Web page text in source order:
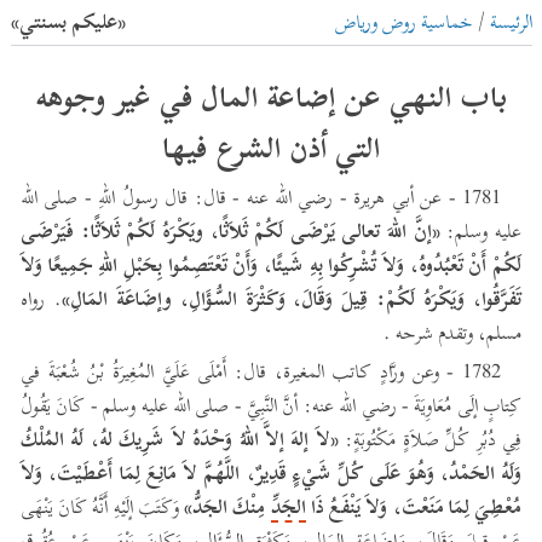
الرئيسة/خماسية روض ورياض «عليكم بسنتي»
باب النهي عن إضاعة المال في غير وجوهه
التي أذن الشرع فيها
1781 - عن أبي هريرة - رضي الله عنه - قال: قال رسولُ اللهِ - صلى الله
عليه وسلم:«إنَّ اللهَ تعالى يَرْضَى لَكُمْ ثَلاَثًا، ويَكْرَهُ لَكُمْ ثَلاَثًا: فَيَرْضَى
لَكُمْ أَنْ تَعْبُدُوهُ، وَلاَ تُشْرِكُوا بِهِ شَيئًا، وَأَنْ تَعْتَصِمُوا بِحَبْلِ اللهِ جَمِيعًا وَلاَ
تَفَرَّقُوا، وَيَكْرَهُ لَكُمْ: قِيلَ وَقَالَ، وَكَثْرَةَ السُّؤَالِ، وإضَاعَةَ المَالِ». رواه
مسلم، وتقدم شرحه .
1782 - وعن ورَّادٍ كاتب المغيرة، قال: أَمْلَى عَلَيَّ المُغِيرَةُ بْنُ شُعْبَةَ في
كِتابٍ إلَى مُعَاوِيَةَ - رضي الله عنه: أنَّ النَّبِيَّ - صلى الله عليه وسلم - كَانَ يَقُولُ
فِي دُبُرِ كُلِّ صَلاَةٍ مَكْتُوبَةٍ:«لاَ إلهَ إلاَّ اللهُ وَحْدَهُ لاَ شَرِيكَ لهُ، لَهُ المُلْكُ
وَلَهُ الحَمْدُ، وَهُوَ عَلَى كُلِّ شَيْءٍ قَدِيرٌ، اللَّهُمَّ لاَ مَانِعَ لِمَا أَعْطَيْتَ، وَلاَ
مُعْطِيَ لِمَا مَنَعْتَ، وَلاَ يَنْفَعُ ذَا الجَدِّ مِنْكَ الجَدُّ»وَكَتَبَ إلَيْهِ أَنَّهُ كَانَ يَنْهَى